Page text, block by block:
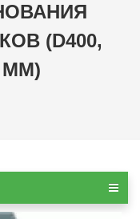
(D400,
ММ)